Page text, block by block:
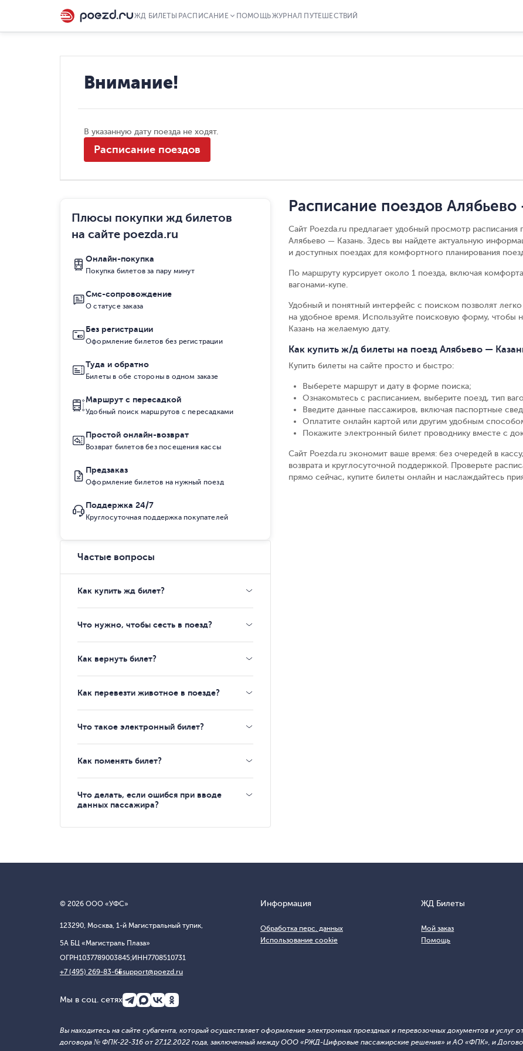
ЖД БИЛЕТЫ РАСПИСАНИЕ ПОМОЩЬЖУРНАЛ ПУТЕШЕСТВИЙ
Внимание!
В указанную дату поезда не ходят.
Расписание поездов
Расписание поездов
Сайт Poezda.ru предлагает удобный просмотр
Алябьево — Казань. Здесь вы найдете актуальную
и доступных поездах для комфортного планирования
По маршруту курсирует около 1 поезда, включая
вагонами-купе.
Удобный и понятный интерфейс с поиском позволят
на удобное время. Используйте поисковую форму,
Казань на желаемую дату.
Как купить ж/д билеты на поезд Алябьево —
Купить билеты на сайте просто и быстро:
Выберете маршрут и дату в форме поиска;
Ознакомьтесь с расписанием, выберите поезд, тип
Введите данные пассажиров, включая паспортные
Оплатите онлайн картой или другим удобным
Покажите электронный билет проводнику вместе с
Сайт Poezda.ru экономит ваше время: без очередей в
возврата и круглосуточной поддержкой. Проверьте
прямо сейчас, купите билеты онлайн и наслаждайтесь
Плюсы покупки жд билетов
на сайте poezda.ru
Онлайн-покупка
Покупка билетов за пару минут
Смс-сопровождение
О статусе заказа
Без регистрации
Оформление билетов без регистрации
Туда и обратно
Билеты в обе стороны в одном заказе
Маршрут с пересадкой
Удобный поиск маршрутов с пересадками
Простой онлайн-возврат
Возврат билетов без посещения кассы
Предзаказ
Оформление билетов на нужный поезд
Поддержка 24/7
Круглосуточная поддержка покупателей
Частые вопросы
Как купить жд билет?
Что нужно, чтобы сесть в поезд?
Как вернуть билет?
Как перевезти животное в поезде?
Что такое электронный билет?
Как поменять билет?
Что делать, если ошибся при вводе
данных пассажира?
© 2026 ООО «УФС»
123290, Москва, 1-й Магистральный тупик,
5А БЦ «Магистраль Плаза»
ОГРН1037789003845;ИНН7708510731
+7 (495) 269-83-65support@poezd.ru
Информация
Обработка перс. данных
Использование cookie
ЖД Билеты
Мой заказ
Помощь
Мы в соц. сетях
Вы находитесь на сайте субагента, который осуществляет оформление электронных проездных и перевозочных документов и
договора № ФПК-22-316 от 27.12.2022 года, заключенный между ООО «РЖД-Цифровые пассажирские решения» и АО «ФПК», и